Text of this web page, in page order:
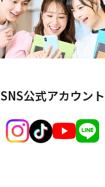
SNS公式アカウント